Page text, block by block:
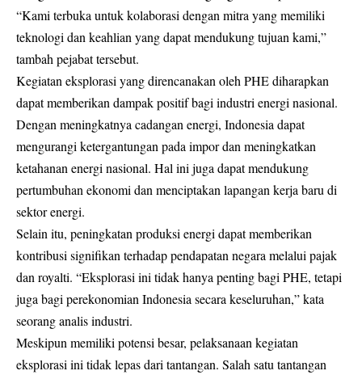
“Kami terbuka untuk kolaborasi dengan mitra yang memiliki
teknologi dan keahlian yang dapat mendukung tujuan kami,”
tambah pejabat tersebut.
Kegiatan eksplorasi yang direncanakan oleh PHE diharapkan
dapat memberikan dampak positif bagi industri energi nasional.
Dengan meningkatnya cadangan energi, Indonesia dapat
mengurangi ketergantungan pada impor dan meningkatkan
ketahanan energi nasional. Hal ini juga dapat mendukung
pertumbuhan ekonomi dan menciptakan lapangan kerja baru di
sektor energi.
Selain itu, peningkatan produksi energi dapat memberikan
kontribusi signifikan terhadap pendapatan negara melalui pajak
dan royalti. “Eksplorasi ini tidak hanya penting bagi PHE, tetapi
juga bagi perekonomian Indonesia secara keseluruhan,” kata
seorang analis industri.
Meskipun memiliki potensi besar, pelaksanaan kegiatan
eksplorasi ini tidak lepas dari tantangan. Salah satu tantangan